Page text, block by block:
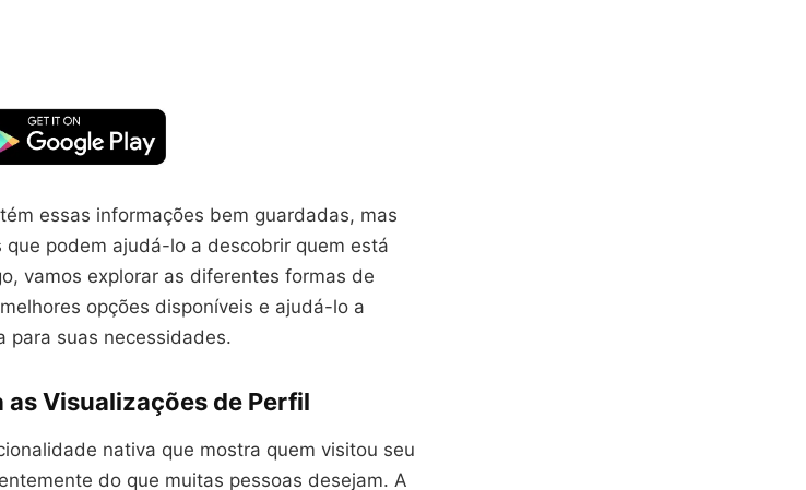
essas informações bem guardadas, mas
podem ajudá-lo a descobrir quem está
vamos explorar as diferentes formas de
opções disponíveis e ajudá-lo a
para suas necessidades.
Visualizações de Perfil
nativa que mostra quem visitou seu
do que muitas pessoas desejam. A